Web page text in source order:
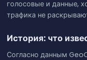
голосовые и данные,
трафика не
История: что
Согласно данным